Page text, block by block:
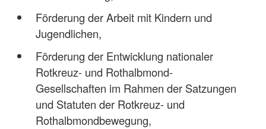
Förderung der Arbeit mit Kindern und
Jugendlichen,
Förderung der Entwicklung nationaler
Rotkreuz- und Rothalbmond-
Gesellschaften im Rahmen der Satzungen
und Statuten der Rotkreuz- und
Rothalbmondbewegung,